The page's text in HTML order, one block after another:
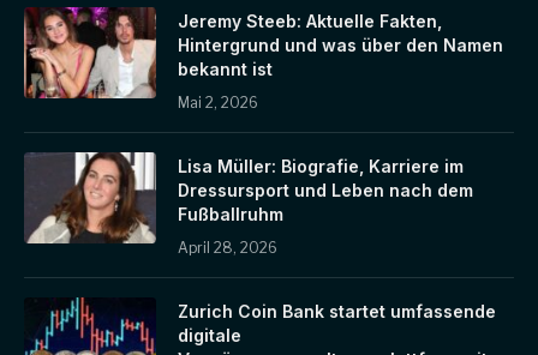
Jeremy Steeb: Aktuelle Fakten,
Hintergrund und was über den Namen
bekannt ist
Mai 2, 2026
Lisa Müller: Biografie, Karriere im
Dressursport und Leben nach dem
Fußballruhm
April 28, 2026
Zurich Coin Bank startet umfassende
digitale